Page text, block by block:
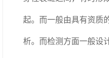
起。而一般由具有资质
析。而检测方面一般设